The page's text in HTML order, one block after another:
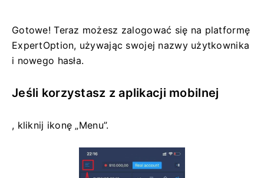
Gotowe! Teraz możesz zalogować się na platformę
ExpertOption, używając swojej nazwy użytkownika
i nowego hasła.
Jeśli korzystasz z aplikacji mobilnej
, kliknij ikonę „Menu”.